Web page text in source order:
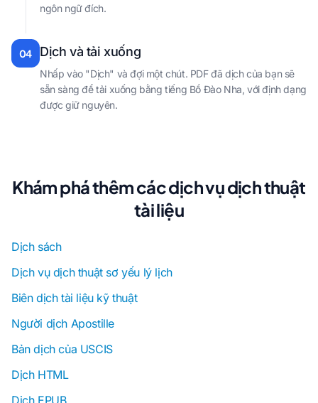
ngôn ngữ đích.
04 Dịch và tải xuống
Nhấp vào "Dịch" và đợi một chút. PDF đã dịch của bạn sẽ
sẵn sàng để tải xuống bằng tiếng Bồ Đào Nha, với định dạng
được giữ nguyên.
Khám phá thêm các dịch vụ dịch thuật
tài liệu
Dịch sách
Dịch vụ dịch thuật sơ yếu lý lịch
Biên dịch tài liệu kỹ thuật
Người dịch Apostille
Bản dịch của USCIS
Dịch HTML